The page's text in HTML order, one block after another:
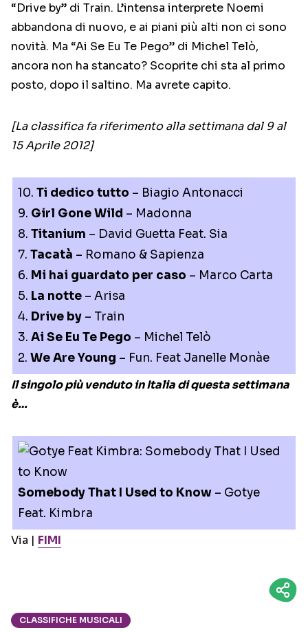
“Drive by” di Train. L’intensa interprete Noemi
abbandona di nuovo, e ai piani più alti non ci sono
novità. Ma “Ai Se Eu Te Pego” di Michel Telò,
ancora non ha stancato? Scoprite chi sta al primo
posto, dopo il saltino. Ma avrete capito.
[La classifica fa riferimento alla settimana dal 9 al
15 Aprile 2012]
10. Ti dedico tutto – Biagio Antonacci
9. Girl Gone Wild – Madonna
8. Titanium – David Guetta Feat. Sia
7. Tacatà – Romano & Sapienza
6. Mi hai guardato per caso – Marco Carta
5. La notte – Arisa
4. Drive by – Train
3. Ai Se Eu Te Pego – Michel Telò
2. We Are Young – Fun. Feat Janelle Monàe
Il singolo più venduto in Italia di questa settimana
è…
Somebody That I Used to Know – Gotye
Feat. Kimbra
Via | FIMI
CLASSIFICHE MUSICALI